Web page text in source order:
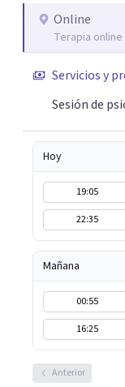
ecopsicología y
entendiendo que
Online
Terapia online
Servicios y
Sesión de
Hoy
19:05
22:35
Mañana
00:55
16:25
Anterior